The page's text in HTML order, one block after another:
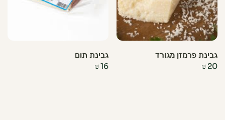
גבינת פרמזן מגורד
₪ 20
גבינת תום
₪16